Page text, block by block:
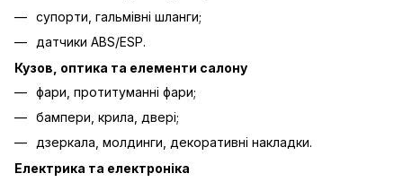
супорти, гальмівні шланги;
датчики ABS/ESP.
Кузов, оптика та елементи салону
фари, протитуманні фари;
бампери, крила, двері;
дзеркала, молдинги, декоративні накладки.
Електрика та електроніка